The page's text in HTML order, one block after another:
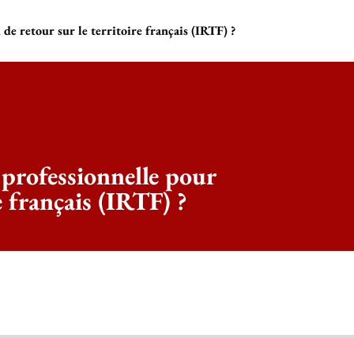
retour sur le territoire français (IRTF) ?
pour
(IRTF) ?